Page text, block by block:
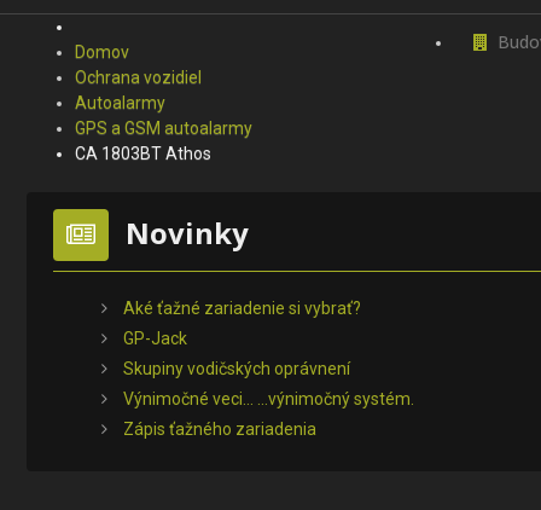
Domov
Ochrana vozidiel
Autoalarmy
GPS a GSM autoalarmy
CA 1803BT Athos
Novinky
Aké ťažné zariadenie si vybrať?
GP-Jack
Skupiny vodičských oprávnení
Výnimočné veci... ...výnimočný systém.
Zápis ťažného zariadenia